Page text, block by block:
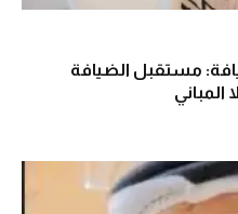
مستقبل الضيافة